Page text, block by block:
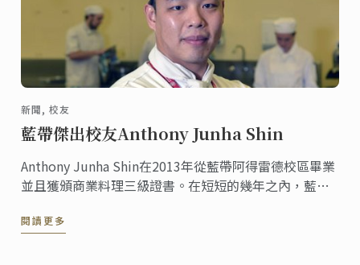
新聞, 校友
藍帶傑出校友Anthony Junha Shin
Anthony Junha Shin在2013年從藍帶阿得雷德校區畢業
並且獲頒商業料理三級證書。在短短的幾年之內，藍帶
地轉變身分，成為南澳大利亞職業技術教育學院的商業
閱讀更多